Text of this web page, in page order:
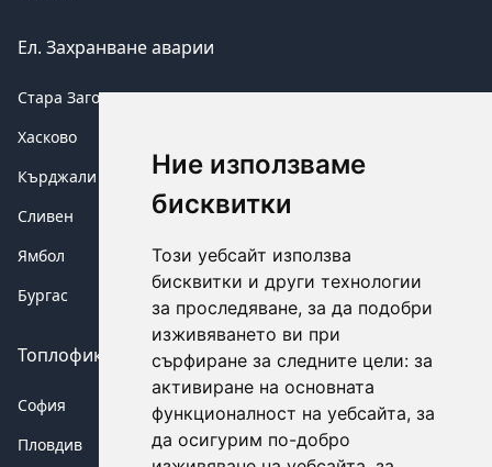
Ние използваме
бисквитки
Този уебсайт използва
бисквитки и други технологии
за проследяване, за да подобри
изживяването ви при
сърфиране за следните цели: за
активиране на основната
функционалност на уебсайта, за
да осигурим по-добро
Ел. Захранване аварии
Стара Загора
Хасково
Кърджали
Сливен
Ямбол
Бургас
Топлофикация аварии
София
Пловдив